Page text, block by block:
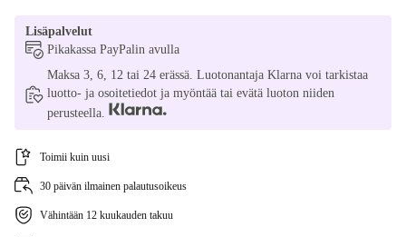
Lisäpalvelut
Pikakassa PayPalin avulla
Maksa 3, 6, 12 tai 24 erässä. Luotonantaja Klarna voi tarkistaa
luotto- ja osoitetiedot ja myöntää tai evätä luoton niiden
perusteella.
Toimii kuin uusi
30 päivän ilmainen palautusoikeus
Vähintään 12 kuukauden takuu